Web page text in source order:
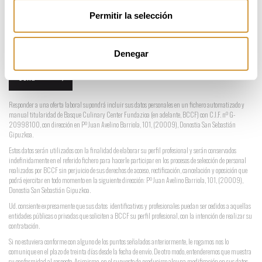
Permitir la selección
Denegar
I acceptprivacy terms.
Responder a una oferta laboral supondrá incluir sus datos personales en un fichero automatizado y
manual titularidad de Basque Culinary Center Fundazioa (en adelante, BCCF) con C.I.F. nº G-
20998100, con dirección en Pº Juan Avelino Barriola, 101, (20009), Donostia San Sebastián
Gipuzkoa.
Estos datos serán utilizados con la finalidad de elaborar su perfil profesional y serán conservados
indefinidamente en el referido fichero para hacerle participar en los procesos de selección de personal
realizados por BCCF sin perjuicio de sus derechos de acceso, rectificación, cancelación y oposición que
podrá ejercitar en todo momento en la siguiente dirección: Pº Juan Avelino Barriola, 101, (20009),
Donostia San Sebastián Gipuzkoa.
Ud. consiente expresamente que sus datos identificativos y profesionales puedan ser cedidos a aquellas
entidades públicas o privadas que soliciten a BCCF su perfil profesional, con la intención de realizar su
contratación.
Si no estuviera conforme con alguno de los puntos señalados anteriormente, le rogamos nos lo
comunique en el plazo de treinta días desde la fecha de envío. De otro modo, entenderemos que muestra